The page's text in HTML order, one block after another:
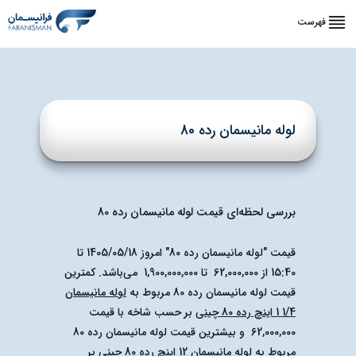
فهرست
لوله مانیسمان رده 80
بررسی لحظه‌ای قیمت لوله مانیسمان رده 80
قیمت "لوله مانیسمان رده 80" امروز 1405/05/18 تا
15:40 از62,000,000 تا1,900,000,000 می‌باشد.کمترین
قیمت لوله مانیسمان رده 80
مربوط بهلوله مانیسمان
1/4 1 اینچ رده 80 چینی
بر حسب شاخه با قیمت
62,000,000 و بیشترین قیمت لوله مانیسمان رده 80
مربوط بهلوله مانیسمان 12 اینچ رده 80 چینی
بر